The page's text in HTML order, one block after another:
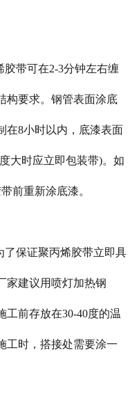
带可在2-3分钟左右缠
构要求。钢管表面涂底
在8小时以内，底漆表面
大时应立即包装带)。如
前重新涂底漆。
了保证聚丙烯胶带立即具
家建议用喷灯加热钢
工前存放在30-40度的温
工时，搭接处需要涂一